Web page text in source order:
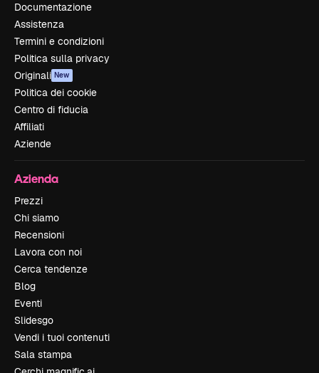
Documentazione
Assistenza
Termini e condizioni
Politica sulla privacy
Originali New
Politica dei cookie
Centro di fiducia
Affiliati
Aziende
Azienda
Prezzi
Chi siamo
Recensioni
Lavora con noi
Cerca tendenze
Blog
Eventi
Slidesgo
Vendi i tuoi contenuti
Sala stampa